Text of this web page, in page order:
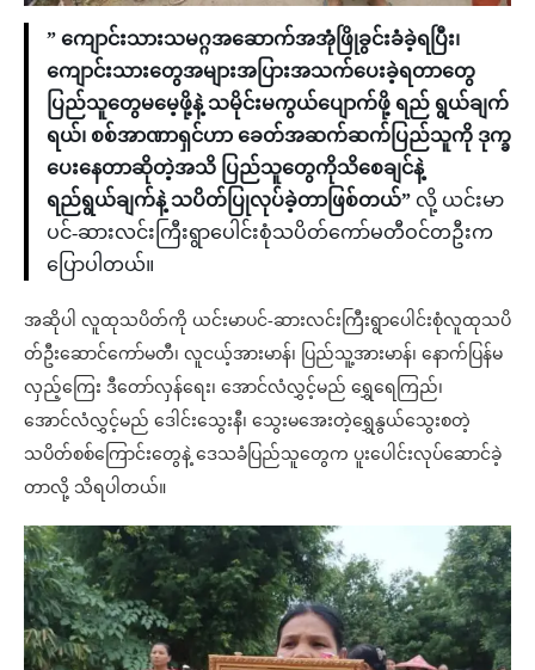
” ကျောင်းသားသမဂ္ဂအဆောက်အအုံဖြိုခွင်းခံခဲ့ရပြီး၊
ကျောင်းသားတွေအများအပြားအသက်ပေးခဲ့ရတာတွေ
ပြည်သူတွေမမေ့ဖို့နဲ့ သမိုင်းမကွယ်ပျောက်ဖို့ ရည် ရွယ်ချက်
ရယ်၊ စစ်အာဏာရှင်ဟာ ခေတ်အဆက်ဆက်ပြည်သူကို ဒုက္ခ
ပေးနေတာဆိုတဲ့အသိ ပြည်သူတွေကိုသိစေချင်နဲ့
ရည်ရွယ်ချက်နဲ့ သပိတ်ပြုလုပ်ခဲ့တာဖြစ်တယ်” လို့ ယင်းမာ
ပင်-ဆားလင်းကြီးရွာပေါင်းစုံသပိတ်ကော်မတီဝင်တဦးက
ပြောပါတယ်။
အဆိုပါ လူထုသပိတ်ကို ယင်းမာပင်-ဆားလင်းကြီးရွာပေါင်းစုံလူထုသပိ
တ်ဦးဆောင်ကော်မတီ၊ လူငယ့်အားမာန်၊ ပြည်သူ့အားမာန်၊ နောက်ပြန်မ
လှည့်ကြေး ဒီတော်လှန်ရေး၊ အောင်လံလွှင့်မည် ရွှေရေကြည်၊
အောင်လံလွှင့်မည် ဒေါင်းသွေးနီ၊ သွေးမအေးတဲ့ရွှေနွယ်သွေးစတဲ့
သပိတ်စစ်ကြောင်းတွေနဲ့ ဒေသခံပြည်သူတွေက ပူးပေါင်းလုပ်ဆောင်ခဲ့
တာလို့ သိရပါတယ်။